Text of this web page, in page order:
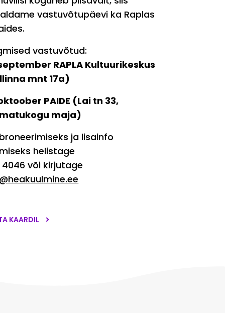
vastuvõtupäevi ka Raplas
vastuvõtud:
RAPLA Kultuurikeskus
mnt 17a)
PAIDE (Lai tn 33,
maja)
ja lisainfo
helistage
või kirjutage
KAARDIL